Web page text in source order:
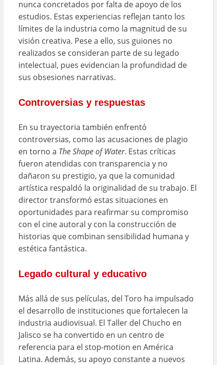
nunca concretados por falta de apoyo de los
estudios. Estas experiencias reflejan tanto los
límites de la industria como la magnitud de su
visión creativa. Pese a ello, sus guiones no
realizados se consideran parte de su legado
intelectual, pues evidencian la profundidad de
sus obsesiones narrativas.
Controversias y respuestas
En su trayectoria también enfrentó
controversias, como las acusaciones de plagio
en torno a The Shape of Water. Estas críticas
fueron atendidas con transparencia y no
dañaron su prestigio, ya que la comunidad
artística respaldó la originalidad de su trabajo. El
director transformó estas situaciones en
oportunidades para reafirmar su compromiso
con el cine autoral y con la construcción de
historias que combinan sensibilidad humana y
estética fantástica.
Legado cultural y educativo
Más allá de sus películas, del Toro ha impulsado
el desarrollo de instituciones que fortalecen la
industria audiovisual. El Taller del Chucho en
Jalisco se ha convertido en un centro de
referencia para el stop-motion en América
Latina. Además, su apoyo constante a nuevos